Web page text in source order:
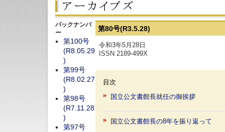
第80号(R3.5.28)
令和3年5月28日
ISSN 2189-499X
目次
国立公文書館長就任の御挨拶
国立公文書館長の8年を振り返って
バックナンバ
ー
第100号
(R8.05.29
)
第99号
(R8.02.27
)
第98号
(R7.11.28
)
第97号